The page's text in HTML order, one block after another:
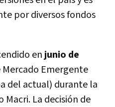
por diversos fondos
enjunio de
Emergente
del actual) durante la
Macri. La decisión de